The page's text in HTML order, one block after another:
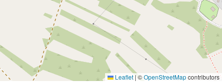
Leaflet | ©OpenStreetMapcontributors